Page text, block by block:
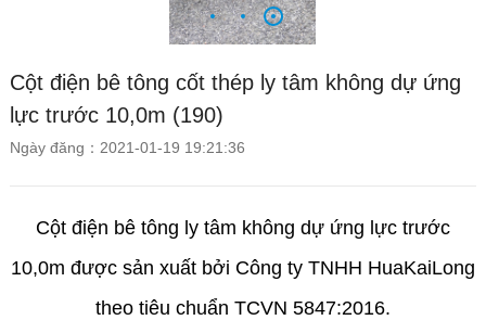
Cột điện bê tông cốt thép ly tâm không dự ứng
lực trước 10,0m (190)
Ngày đăng：2021-01-19 19:21:36
Cột điện bê tông ly tâm không dự ứng lực trước
10,0m được sản xuất bởi Công ty TNHH HuaKaiLong
theo tiêu chuẩn TCVN 5847:2016.